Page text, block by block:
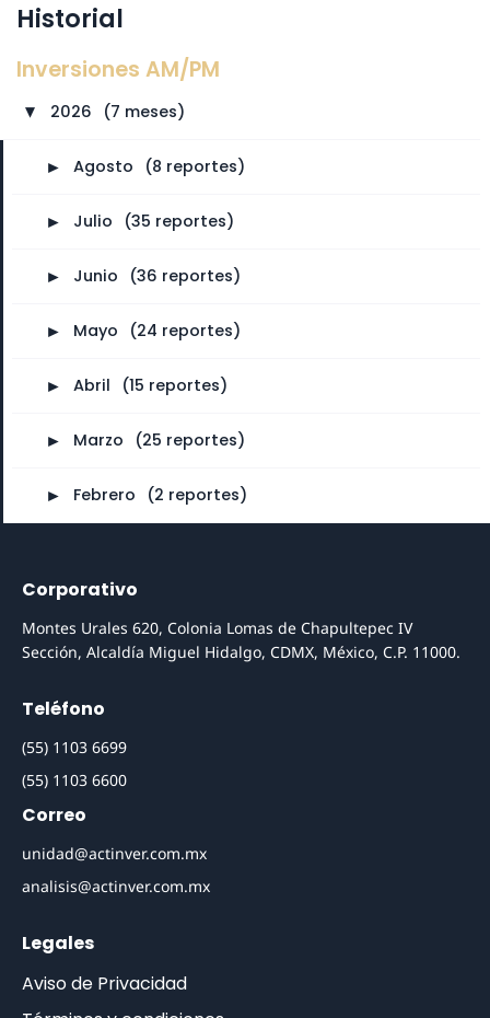
Historial
Inversiones AM/PM
► 2026 (7 meses)
► Agosto (8 reportes)
► Julio (35 reportes)
► Junio (36 reportes)
► Mayo (24 reportes)
► Abril (15 reportes)
► Marzo (25 reportes)
► Febrero (2 reportes)
Corporativo
Montes Urales 620, Colonia Lomas de Chapultepec IV
Sección, Alcaldía Miguel Hidalgo, CDMX, México, C.P. 11000.
Teléfono
(55) 1103 6699
(55) 1103 6600
Correo
unidad@actinver.com.mx
analisis@actinver.com.mx
Legales
Aviso de Privacidad